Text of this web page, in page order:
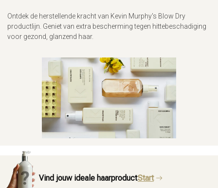
Ontdek de herstellende kracht van Kevin Murphy's Blow Dry
productlijn. Geniet van extra bescherming tegen hittebeschadiging
voor gezond, glanzend haar.
Vind jouw ideale haarproductStart